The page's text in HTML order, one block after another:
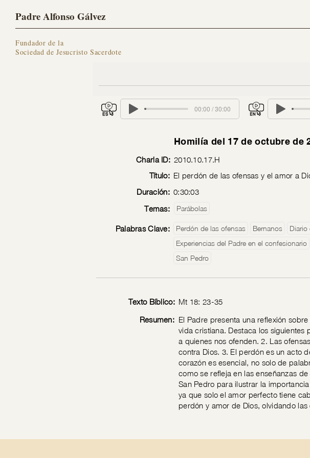
Padre Alfonso Gálvez
Fundador de la
Sociedad de Jesucristo Sacerdote
00:00 / 30:00
Homilía del 17 de octubre de
Charla ID: 2010.10.17.H
Título: El perdón de las ofensas y el amor a
Duración: 0:30:03
Temas:
Parábolas
Palabras Clave: Perdón de las ofensas Bernanos
Diario
Experiencias del Padre en el confesionario
San Pedro
Texto Bíblico: Mt 18: 23-35
Resumen: El Padre presenta una reflexión
vida cristiana. Destaca los
a quienes nos ofenden. 2. Las
contra Dios. 3. El perdón es un acto
corazón es esencial, no solo de
como se refleja en las enseñanzas
San Pedro para ilustrar la
ya que solo el amor perfecto tiene
perdón y amor de Dios, olvidando